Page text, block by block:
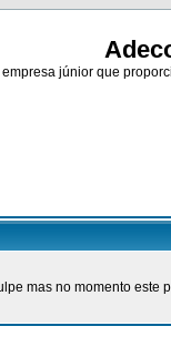
empresa júnior que
mas no momento este